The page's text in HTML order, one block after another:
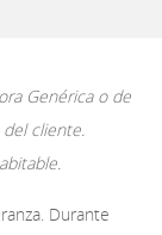
Genérica o de
del cliente.
Durante